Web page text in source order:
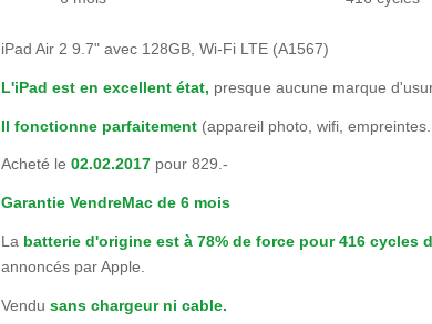
iPad Air 2 9.7" avec 128GB, Wi-Fi LTE (A1567)
L'iPad est en excellent état, presque aucune marque
Il fonctionne parfaitement (appareil photo, wifi,
Acheté le02.02.2017 pour 829.-
Garantie VendreMac de 6 mois
La batterie d'origine est à 78% de force pour 416 cycles
annoncés par Apple.
Vendusans chargeur ni cable.